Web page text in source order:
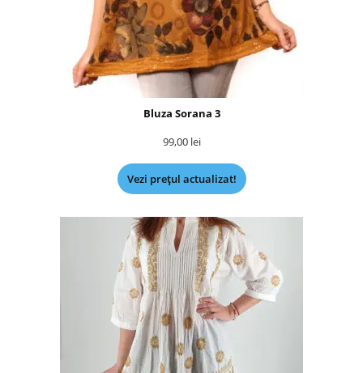
Bluza Sorana 3
99,00 lei
Vezi prețul actualizat!